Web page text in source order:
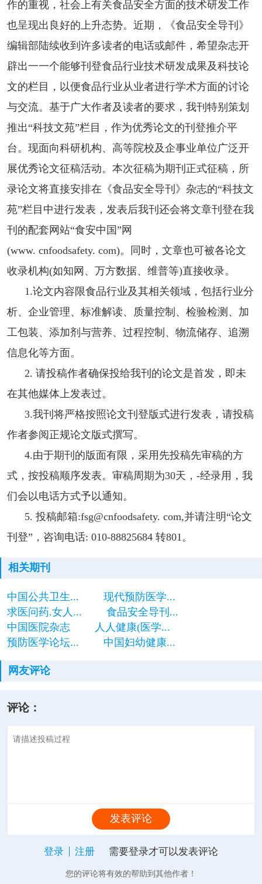
作的重视，社会上有关食品安全方面的技术研发工作
也呈现出良好的上升态势。近期，《食品安全导刊》
编辑部陆续收到许多读者的电话或邮件，希望杂志开
辟出一一个能够刊登食品行业技术研发成果及科技论
文的栏目，以便食品行业从业者进行学术方面的讨论
与交流。基于广大作者及读者的要求，我刊特别策划
推出“科技文苑”栏目，作为优秀论文的刊登推介平
台。现面向科研机构、高等院校及企事业单位广泛开
展优秀论文征稿活动。本次征稿为期刊正式征稿，所
录论文将直接安排在《食品安全导刊》杂志的“科技文
苑”栏目中进行发表，发表后我刊还会将文章刊登在我
刊的配套网站“食安中国”网
(www. cnfoodsafety. com)。同时，文章也可被各论文
收录机构(如知网、万方数据、维普等)直接收录。
1.论文内容限食品行业及其相关领域，包括行业分
析、企业管理、标准解读、质量控制、检验检测、加
工包装、添加剂与营养、过程控制、物流储存、追溯
信息化等方面。
2. 请投稿作者确保投给我刊的论文是首发，即未
在其他媒体上发表过。
3.我刊将严格按照论文刊登版式进行发表，请投稿
作者参阅正规论文版式撰写。
4.由于期刊的版面有限，采用先投稿先审稿的方
式，按投稿顺序发表。审稿周期为30天，-经录用，我
们会以电话方式予以通知。
5. 投稿邮箱:fsg@cnfoodsafety. com,并请注明“论文
刊登”，咨询电话: 010-88825684 转801。
相关期刊
中国公共卫生...
现代预防医学...
求医问药.女人...
食品安全导刊...
中国医院杂志
人人健康(医学...
预防医学论坛...
中国妇幼健康...
网友评论
评论：
发表评论
登录 注册 需要登录才可以发表评论
您的评论将有效的帮助到其他作者！